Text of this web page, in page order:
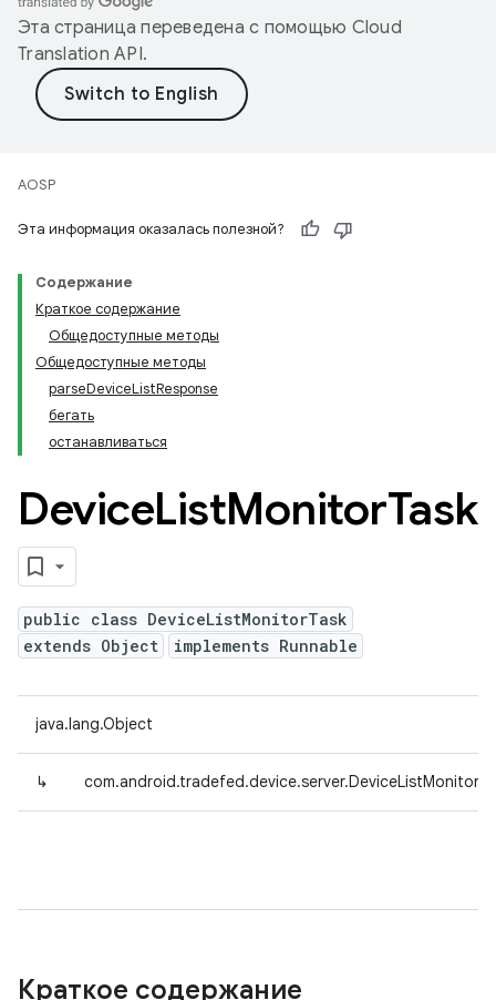
Эта страница переведена с помощью Cloud
Translation API.
AOSP
Эта информация оказалась полезной?
Содержание
Краткое содержание
Общедоступные методы
Общедоступные методы
parseDeviceListResponse
бегать
останавливаться
DeviceListMonitorTask
public class DeviceListMonitorTask
extends Object
implements Runnable
java.lang.Object
↳
Краткое содержание